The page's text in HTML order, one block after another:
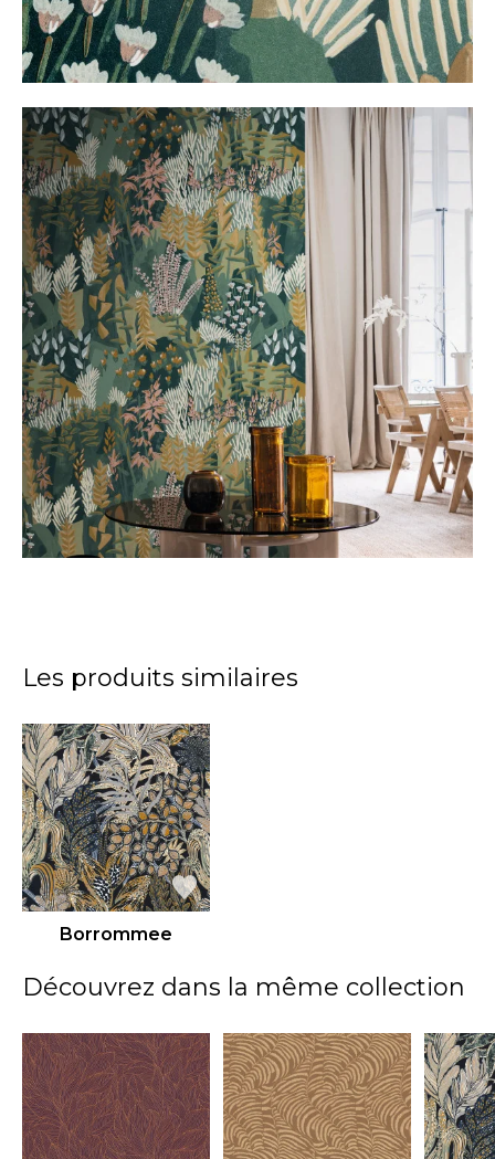
Les produits similaires
Borrommee
Découvrez dans la même collection